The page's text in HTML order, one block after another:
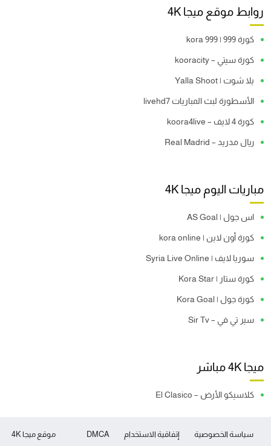
روابط موقع ميجا 4K
كورة 999 | kora 999
كورة سيتي – kooracity
يلا شوت | Yalla Shoot
الأسطورة لبث المباريات livehd7
كورة 4 لايف – koora4live
ريال مدريد – Real Madrid
مباريات اليوم ميجا 4K
اس جول | AS Goal
كورة أون لاين | kora online
سوريا لايف | Syria Live Online
كورة ستار | Kora Star
كورة جول | Kora Goal
سير تي في – Sir Tv
ميجا 4K مباشر
كلاسيكو الأرض – El Clasico
موقع ميجا 4K سياسة الخصوصية إتفاقية الاستخدام DMCA